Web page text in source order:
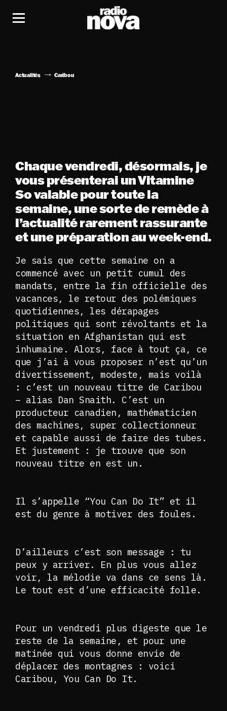
Actualités Caribou
Chaque vendredi, désormais, je
vous présenterai un Vitamine
So valable pour toute la
semaine, une sorte de remède à
l’actualité rarement rassurante
et une préparation au week-end.
Je sais que cette semaine on a
commencé avec un petit cumul des
mandats, entre la fin officielle des
vacances, le retour des polémiques
quotidiennes, les dérapages
politiques qui sont révoltants et la
situation en Afghanistan qui est
inhumaine. Alors, face à tout ça, ce
que j’ai à vous proposer n’est qu’un
divertissement, modeste, mais voilà
: c’est un nouveau titre de Caribou
– alias Dan Snaith. C’est un
producteur canadien, mathématicien
des machines, super collectionneur
et capable aussi de faire des tubes.
Et justement : je trouve que son
nouveau titre en est un.
Il s’appelle “You Can Do It” et il
est du genre à motiver des foules.
D’ailleurs c’est son message : tu
peux y arriver. En plus vous allez
voir, la mélodie va dans ce sens là.
Le tout est d’une efficacité folle.
Pour un vendredi plus digeste que le
reste de la semaine, et pour une
matinée qui vous donne envie de
déplacer des montagnes : voici
Caribou, You Can Do It.